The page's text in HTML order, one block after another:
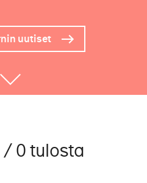
uutiset
0 tulosta